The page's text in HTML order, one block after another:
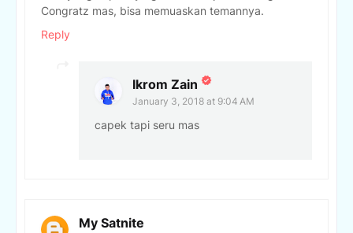
Congratz mas, bisa memuaskan temannya.
Reply
Ikrom Zain
January 3, 2018 at 9:04 AM
capek tapi seru mas
My Satnite